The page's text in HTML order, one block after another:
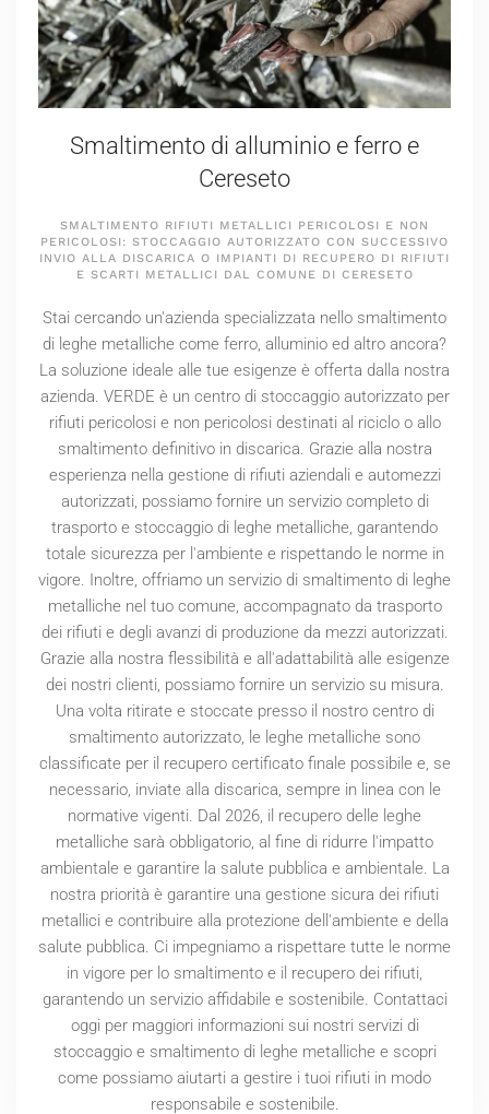
Smaltimento di alluminio e ferro e
Cereseto
SMALTIMENTO RIFIUTI METALLICI PERICOLOSI E NON
PERICOLOSI: STOCCAGGIO AUTORIZZATO CON SUCCESSIVO
INVIO ALLA DISCARICA O IMPIANTI DI RECUPERO DI RIFIUTI
E SCARTI METALLICI DAL COMUNE DI CERESETO
Stai cercando un'azienda specializzata nello smaltimento
di leghe metalliche come ferro, alluminio ed altro ancora?
La soluzione ideale alle tue esigenze è offerta dalla nostra
azienda. VERDE è un centro di stoccaggio autorizzato per
rifiuti pericolosi e non pericolosi destinati al riciclo o allo
smaltimento definitivo in discarica. Grazie alla nostra
esperienza nella gestione di rifiuti aziendali e automezzi
autorizzati, possiamo fornire un servizio completo di
trasporto e stoccaggio di leghe metalliche, garantendo
totale sicurezza per l'ambiente e rispettando le norme in
vigore. Inoltre, offriamo un servizio di smaltimento di leghe
metalliche nel tuo comune, accompagnato da trasporto
dei rifiuti e degli avanzi di produzione da mezzi autorizzati.
Grazie alla nostra flessibilità e all'adattabilità alle esigenze
dei nostri clienti, possiamo fornire un servizio su misura.
Una volta ritirate e stoccate presso il nostro centro di
smaltimento autorizzato, le leghe metalliche sono
classificate per il recupero certificato finale possibile e, se
necessario, inviate alla discarica, sempre in linea con le
normative vigenti. Dal 2026, il recupero delle leghe
metalliche sarà obbligatorio, al fine di ridurre l'impatto
ambientale e garantire la salute pubblica e ambientale. La
nostra priorità è garantire una gestione sicura dei rifiuti
metallici e contribuire alla protezione dell'ambiente e della
salute pubblica. Ci impegniamo a rispettare tutte le norme
in vigore per lo smaltimento e il recupero dei rifiuti,
garantendo un servizio affidabile e sostenibile. Contattaci
oggi per maggiori informazioni sui nostri servizi di
stoccaggio e smaltimento di leghe metalliche e scopri
come possiamo aiutarti a gestire i tuoi rifiuti in modo
responsabile e sostenibile.